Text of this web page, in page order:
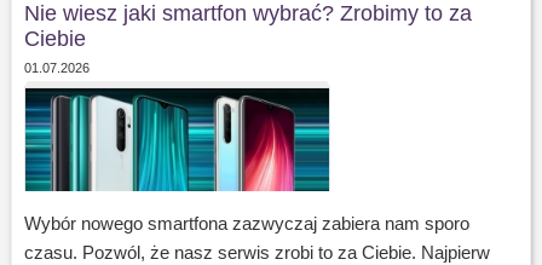
Nie wiesz jaki smartfon wybrać? Zrobimy to za
Ciebie
01.07.2026
Wybór nowego smartfona zazwyczaj zabiera nam sporo
czasu. Pozwól, że nasz serwis zrobi to za Ciebie. Najpierw